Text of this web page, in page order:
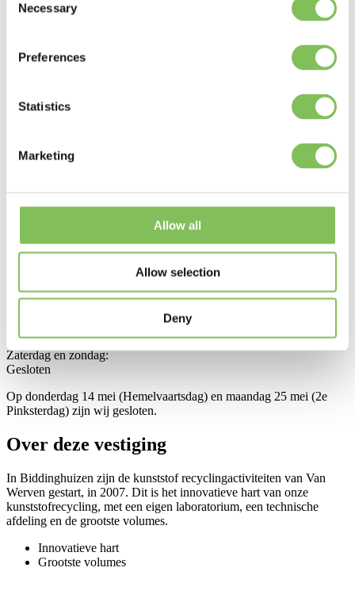
Selection
Necessary
Preferences
Statistics
Marketing
Allow all
Allow selection
Deny
Verstuur een mail
Bekijk op Google Maps
Zaterdag en zondag:
Gesloten
Op donderdag 14 mei (Hemelvaartsdag) en maandag 25 mei (2e
Pinksterdag) zijn wij gesloten.
Over deze vestiging
In Biddinghuizen zijn de kunststof recyclingactiviteiten van Van
Werven gestart, in 2007. Dit is het innovatieve hart van onze
kunststofrecycling, met een eigen laboratorium, een technische
afdeling en de grootste volumes.
Innovatieve hart
Grootste volumes